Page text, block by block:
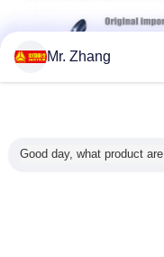
Mr. Zhang
Good day, what product